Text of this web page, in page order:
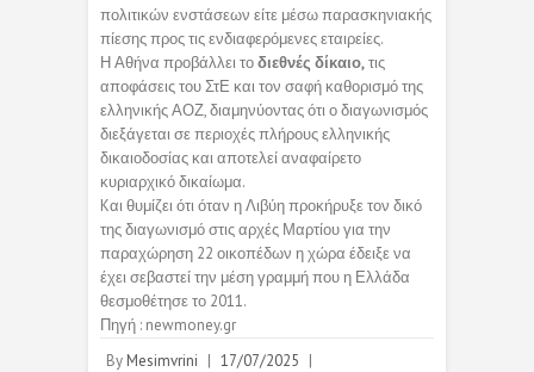
πολιτικών ενστάσεων είτε μέσω παρασκηνιακής
πίεσης προς τις ενδιαφερόμενες εταιρείες.
Η Αθήνα προβάλλει τοδιεθνές δίκαιο,τις
αποφάσεις του ΣτΕ και τον σαφή καθορισμό της
ελληνικής ΑΟΖ, διαμηνύοντας ότι ο διαγωνισμός
διεξάγεται σε περιοχές πλήρους ελληνικής
δικαιοδοσίας και αποτελεί αναφαίρετο
κυριαρχικό δικαίωμα.
Kαι θυμίζει ότι όταν η Λιβύη προκήρυξε τον δικό
της διαγωνισμό στις αρχές Μαρτίου για την
παραχώρηση 22 οικοπέδων η χώρα έδειξε να
έχει σεβαστεί την μέση γραμμή που η Ελλάδα
θεσμοθέτησε το 2011.
Πηγή : newmoney.gr
By Mesimvrini | 17/07/2025 |